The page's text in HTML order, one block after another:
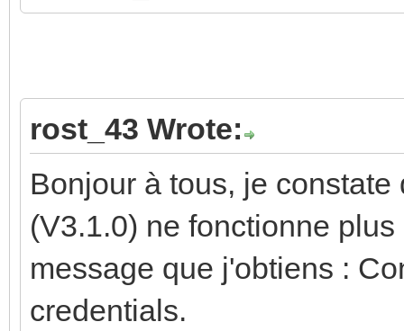
rost_43 Wrote:
Bonjour à tous, je
(V3.1.0) ne fonctionne
message que j'obtiens :
credentials.